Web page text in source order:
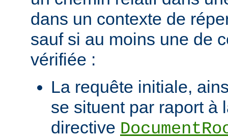
dans un contexte de
sauf si au moins une de
vérifiée :
La requête initiale,
se situent par raport à
directive